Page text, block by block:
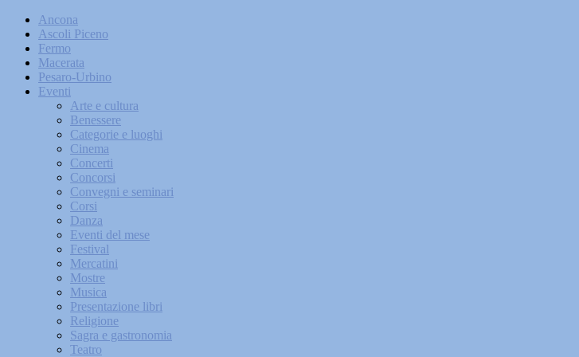
Ancona
Ascoli Piceno
Fermo
Macerata
Pesaro-Urbino
Eventi
Arte e cultura
Benessere
Categorie e luoghi
Cinema
Concerti
Concorsi
Convegni e seminari
Corsi
Danza
Eventi del mese
Festival
Mercatini
Mostre
Musica
Presentazione libri
Religione
Sagra e gastronomia
Teatro